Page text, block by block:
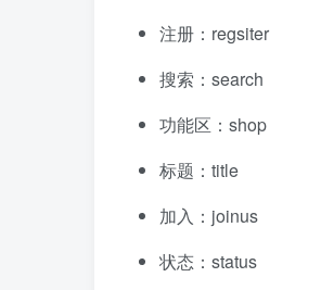
注册：regsiter
搜索：search
功能区：shop
标题：title
加入：joinus
状态：status